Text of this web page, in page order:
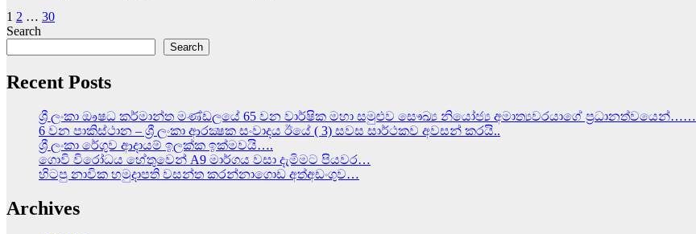
Posts
pagination
1 2 … 30
Search
Search
Recent Posts
ශ්‍රී ලංකා ඖෂධ කර්මාන්ත මණ්ඩලයේ 65 වන වාර්ෂික මහා සමුළුව සෞඛ්‍ය නියෝජ්‍ය අමාත්‍යවරයාගේ ප්‍රධානත්වයෙන්……
6 වන පාකිස්ථාන – ශ්‍රී ලංකා ආරක්‍ෂක සංවාදය ඊයේ ( 3) සවස සාර්ථකව අවසන් කරයි..
ශ්‍රී ලංකා රේගුව ආදායම් ඉලක්ක ඉක්මවයි….
ගොවි විරෝධය හේතුවෙන් A9 මාර්ගය වසා දැමිමට පියවර…
හිටපු නාවික හමුදාපති වසන්ත කරන්නාගොඩ අත්අඩංගුව…
Archives